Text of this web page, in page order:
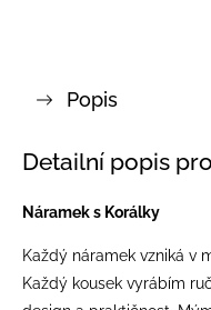
Popis
Detailní popis
Náramek s Korálky
Každý náramek vzniká v
Každý kousek vyrábím